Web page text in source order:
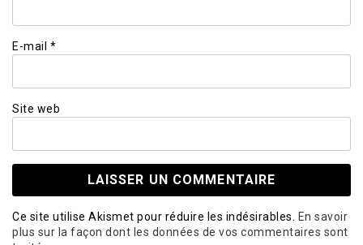
E-mail *
Site web
Ce site utilise Akismet pour réduire les indésirables. En savoir
plus sur la façon dont les données de vos commentaires sont